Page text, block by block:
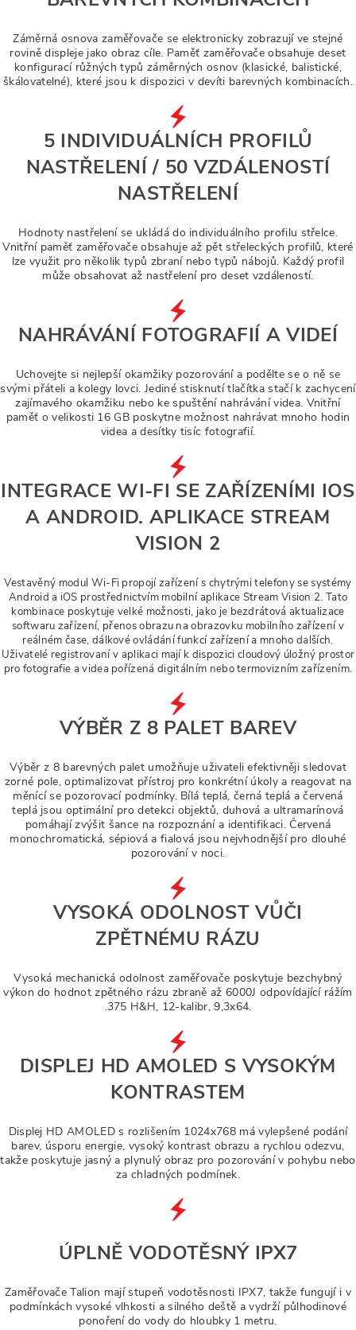
Záměrná osnova zaměřovače se elektronicky zobrazují ve stejné
rovině displeje jako obraz cíle. Paměť zaměřovače obsahuje deset
konfigurací růžných typů záměrných osnov (klasické, balistické,
škálovatelné), které jsou k dispozici v devíti barevných kombinacích.
5 INDIVIDUÁLNÍCH PROFILŮ
NASTŘELENÍ / 50 VZDÁLENOSTÍ
NASTŘELENÍ
Hodnoty nastřelení se ukládá do individuálního profilu střelce.
Vnitřní paměť zaměřovače obsahuje až pět střeleckých profilů, které
lze využit pro několik typů zbraní nebo typů nábojů. Každý profil
může obsahovat až nastřelení pro deset vzdáleností.
NAHRÁVÁNÍ FOTOGRAFIÍ A VIDEÍ
Uchovejte si nejlepší okamžiky pozorování a podělte se o ně se
svými přáteli a kolegy lovci. Jediné stisknutí tlačítka stačí k zachycení
zajímavého okamžiku nebo ke spuštění nahrávání videa. Vnitřní
paměť o velikosti 16 GB poskytne možnost nahrávat mnoho hodin
videa a desítky tisíc fotografií.
INTEGRACE WI-FI SE ZAŘÍZENÍMI IOS
A ANDROID. APLIKACE STREAM
VISION 2
Vestavěný modul Wi-Fi propojí zařízení s chytrými telefony se systémy
Android a iOS prostřednictvím mobilní aplikace Stream Vision 2. Tato
kombinace poskytuje velké možnosti, jako je bezdrátová aktualizace
softwaru zařízení, přenos obrazu na obrazovku mobilního zařízení v
reálném čase, dálkové ovládání funkcí zařízení a mnoho dalších.
Uživatelé registrovaní v aplikaci mají k dispozici cloudový úložný prostor
pro fotografie a videa pořízená digitálním nebo termovizním zařízením.
VÝBĚR Z 8 PALET BAREV
Výběr z 8 barevných palet umožňuje uživateli efektivněji sledovat
zorné pole, optimalizovat přístroj pro konkrétní úkoly a reagovat na
měnící se pozorovací podmínky. Bílá teplá, černá teplá a červená
teplá jsou optimální pro detekci objektů, duhová a ultramarínová
pomáhají zvýšit šance na rozpoznání a identifikaci. Červená
monochromatická, sépiová a fialová jsou nejvhodnější pro dlouhé
pozorování v noci.
VYSOKÁ ODOLNOST VŮČI
ZPĚTNÉMU RÁZU
Vysoká mechanická odolnost zaměřovače poskytuje bezchybný
výkon do hodnot zpětného rázu zbraně až 6000J odpovídající rážím
.375 H&H, 12-kalibr, 9,3x64.
DISPLEJ HD AMOLED S VYSOKÝM
KONTRASTEM
Displej HD AMOLED s rozlišením 1024x768 má vylepšené podání
barev, úsporu energie, vysoký kontrast obrazu a rychlou odezvu,
takže poskytuje jasný a plynulý obraz pro pozorování v pohybu nebo
za chladných podmínek.
ÚPLNĚ VODOTĚSNÝ IPX7
Zaměřovače Talion mají stupeň vodotěsnosti IPX7, takže fungují i v
podmínkách vysoké vlhkosti a silného deště a vydrží půlhodinové
ponoření do vody do hloubky 1 metru.